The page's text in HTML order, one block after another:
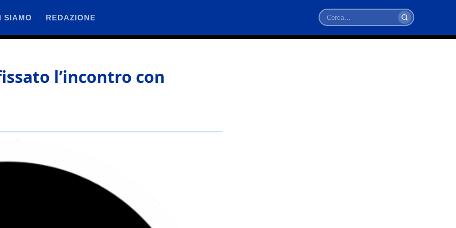
SIAMO REDAZIONE
Cerca
l’incontro con